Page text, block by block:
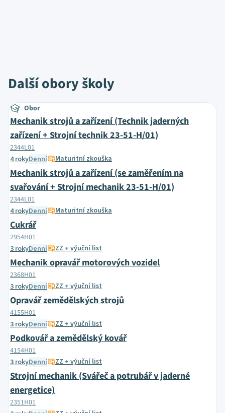
Další obory školy
Obor
Mechanik strojů a zařízení (Technik jaderných
zařízení + Strojní technik 23-51-H/01)
2344L01
4 rokyDenní Maturitní zkouška
Mechanik strojů a zařízení (se zaměřením na
svařování + Strojní mechanik 23-51-H/01)
2344L01
4 rokyDenní Maturitní zkouška
Cukrář
2954H01
3 rokyDenní ZZ + výuční list
Mechanik opravář motorových vozidel
2368H01
3 rokyDenní ZZ + výuční list
Opravář zemědělských strojů
4155H01
3 rokyDenní ZZ + výuční list
Podkovář a zemědělský kovář
4154H01
3 rokyDenní ZZ + výuční list
Strojní mechanik (Svářeč a potrubář v jaderné
energetice)
2351H01